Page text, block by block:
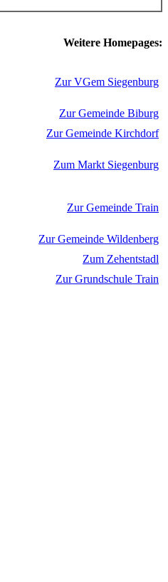
Weitere Homepages:
Zur VGem Siegenburg
Zur Gemeinde Biburg
Zur Gemeinde Kirchdorf
Zum Markt Siegenburg
Zur Gemeinde Train
Zur Gemeinde Wildenberg
Zum Zehentstadl
Zur Grundschule Train